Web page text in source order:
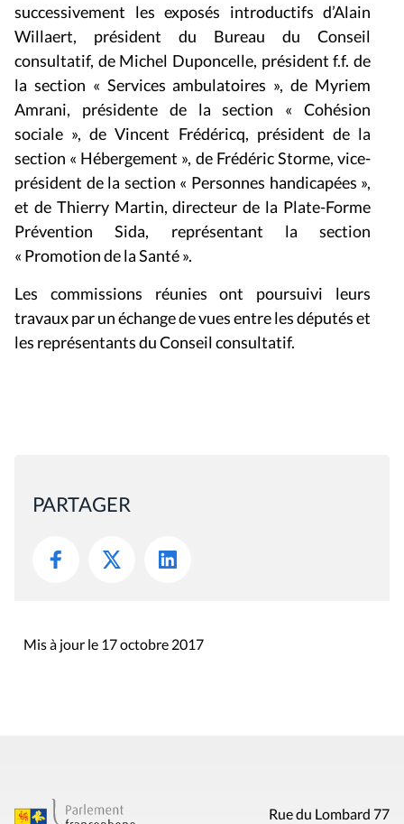
successivement les exposés introductifs d’Alain
Willaert, président du Bureau du Conseil
consultatif, de Michel Duponcelle, président f.f. de
la section « Services ambulatoires », de Myriem
Amrani, présidente de la section « Cohésion
sociale », de Vincent Frédéricq, président de la
section « Hébergement », de Frédéric Storme, vice-
président de la section « Personnes handicapées »,
et de Thierry Martin, directeur de la Plate-Forme
Prévention Sida, représentant la section
« Promotion de la Santé ».
Les commissions réunies ont poursuivi leurs
travaux par un échange de vues entre les députés et
les représentants du Conseil consultatif.
PARTAGER
Mis à jour le 17 octobre 2017
Rue du Lombard 77